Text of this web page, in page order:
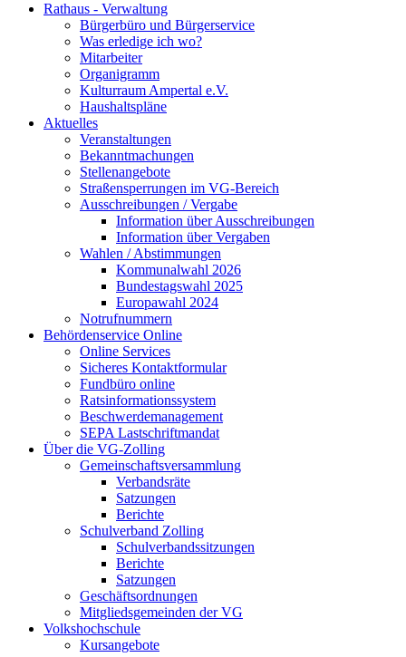
Rathaus - Verwaltung
Bürgerbüro und Bürgerservice
Was erledige ich wo?
Mitarbeiter
Organigramm
Kulturraum Ampertal e.V.
Haushaltspläne
Aktuelles
Veranstaltungen
Bekanntmachungen
Stellenangebote
Straßensperrungen im VG-Bereich
Ausschreibungen / Vergabe
Information über Ausschreibungen
Information über Vergaben
Wahlen / Abstimmungen
Kommunalwahl 2026
Bundestagswahl 2025
Europawahl 2024
Notrufnummern
Behördenservice Online
Online Services
Sicheres Kontaktformular
Fundbüro online
Ratsinformationssystem
Beschwerdemanagement
SEPA Lastschriftmandat
Über die VG-Zolling
Gemeinschaftsversammlung
Verbandsräte
Satzungen
Berichte
Schulverband Zolling
Schulverbandssitzungen
Berichte
Satzungen
Geschäftsordnungen
Mitgliedsgemeinden der VG
Volkshochschule
Kursangebote